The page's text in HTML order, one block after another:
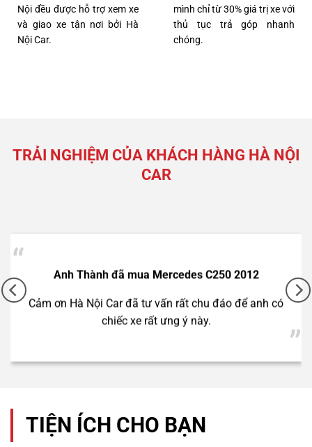
40000km
2 tỷ 790 triệu
Lexus NX300 2021
Nội đều được hỗ trợ xem xe
và giao xe tận nơi bởi Hà
Nội Car.
mình chỉ từ 30% giá trị xe với
thủ tục trả góp nhanh
chóng.
TRẢI NGHIỆM CỦA KHÁCH HÀNG HÀ NỘI
CAR
Anh Thành đã mua Mercedes C250 2012
Cảm ơn Hà Nội Car đã tư vấn rất chu đáo để anh có
chiếc xe rất ưng ý này.
TIỆN ÍCH CHO BẠN